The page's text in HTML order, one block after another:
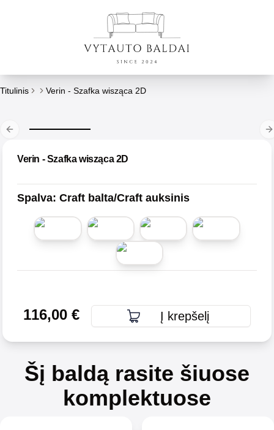
Titulinis Verin - Szafka wisząca 2D
Previous slide
Verin - Szafka wisząca 2D
Spalva: Craft balta/Craft auksinis
116,00€ Į krepšelį
Šį baldą rasite šiuose
komplektuose